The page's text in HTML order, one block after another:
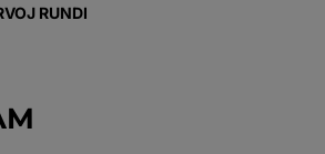
RUNDI